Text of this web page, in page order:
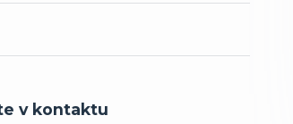
v kontaktu